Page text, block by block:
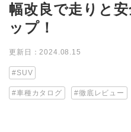
幅改良で走りと
ップ！
更新日：2024.08.15
SUV
車種カタログ 徹底レビュー